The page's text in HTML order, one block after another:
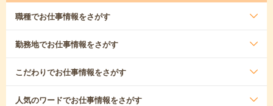
職種でお仕事情報をさがす
勤務地でお仕事情報をさがす
こだわりでお仕事情報をさがす
人気のワードでお仕事情報をさがす